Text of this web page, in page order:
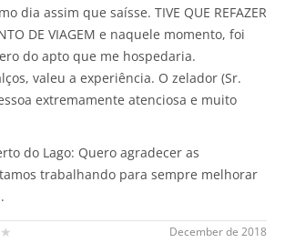
dia assim que saísse. TIVE QUE REFAZER
DE VIAGEM e naquele momento, foi
do apto que me hospedaria.
valeu a experiência. O zelador (Sr.
extremamente atenciosa e muito
do Lago: Quero agradecer as
trabalhando para sempre melhorar
December de 2018